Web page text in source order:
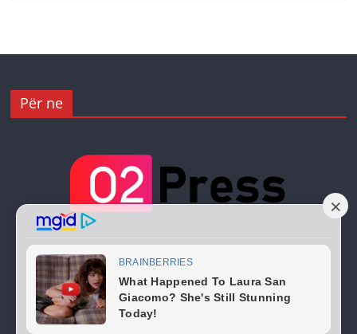
Për ne
Copyright © 202602 Press. All rights reserved.
Theme:ColorMag by ThemeGrill. Powered by